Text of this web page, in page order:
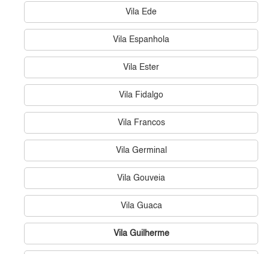
Vila Ede
Vila Espanhola
Vila Ester
Vila Fidalgo
Vila Francos
Vila Germinal
Vila Gouveia
Vila Guaca
Vila Guilherme